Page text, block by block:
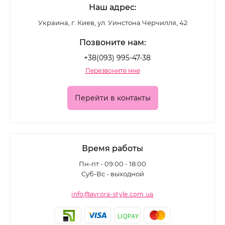
увлажняющие средства и выглядит ухоженной
уже после первой процедуры.
Скраб для тела помогает:
удалить ороговевший слой кожи
выровнять рельеф и сделать кожу более
повысить эффективность кремов и масел
подготовить кожу к автозагару или летнему
Какие бывают скрабы для тела
Сахарные скрабы действуют более деликатно,
Наш адрес:
Украина, г. Киев, ул. Уинстона Черчилля, 42
Позвоните нам:
+38(093) 995-47-38
Перезвоните мне
Перейти в контакты
Время работы
Пн-пт - 09:00 - 18:00
Суб-Вс - выходной
info@avrora-style.com.ua